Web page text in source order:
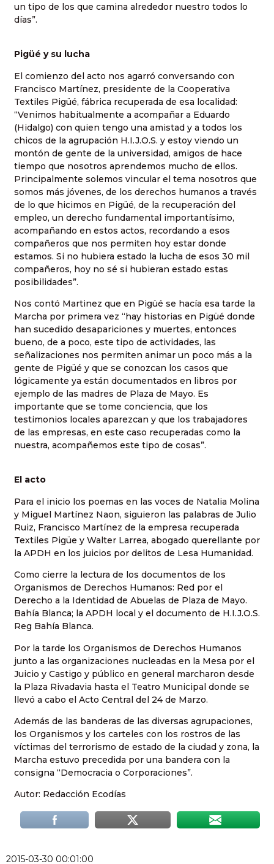
un tipo de los que camina alrededor nuestro todos lo
días”.
Pigüé y su lucha
El comienzo del acto nos agarró conversando con
Francisco Martínez, presidente de la Cooperativa
Textiles Pigüé, fábrica recuperada de esa localidad:
“Venimos habitualmente a acompañar a Eduardo
(Hidalgo) con quien tengo una amistad y a todos los
chicos de la agrupación H.I.J.O.S. y estoy viendo un
montón de gente de la universidad, amigos de hace
tiempo que nosotros aprendemos mucho de ellos.
Principalmente solemos vincular el tema nosotros que
somos más jóvenes, de los derechos humanos a través
de lo que hicimos en Pigüé, de la recuperación del
empleo, un derecho fundamental importantísimo,
acompañando en estos actos, recordando a esos
compañeros que nos permiten hoy estar donde
estamos. Si no hubiera estado la lucha de esos 30 mil
compañeros, hoy no sé si hubieran estado estas
posibilidades”.
Nos contó Martinez que en Pigüé se hacía esa tarde la
Marcha por primera vez “hay historias en Pigüé donde
han sucedido desapariciones y muertes, entonces
bueno, de a poco, este tipo de actividades, las
señalizaciones nos permiten animar un poco más a la
gente de Pigüé y que se conozcan los casos que
lógicamente ya están documentados en libros por
ejemplo de las madres de Plaza de Mayo. Es
importante que se tome conciencia, que los
testimonios locales aparezcan y que los trabajadores
de las empresas, en este caso recuperadas como la
nuestra, acompañemos este tipo de cosas”.
El acto
Para el inicio los poemas en las voces de Natalia Molina
y Miguel Martínez Naon, siguieron las palabras de Julio
Ruiz, Francisco Martínez de la empresa recuperada
Textiles Pigüe y Walter Larrea, abogado querellante por
la APDH en los juicios por delitos de Lesa Humanidad.
Como cierre la lectura de los documentos de los
Organismos de Derechos Humanos: Red por el
Derecho a la Identidad de Abuelas de Plaza de Mayo.
Bahía Blanca; la APDH local y el documento de H.I.J.O.S.
Reg Bahía Blanca.
Por la tarde los Organismos de Derechos Humanos
junto a las organizaciones nucleadas en la Mesa por el
Juicio y Castigo y público en general marcharon desde
la Plaza Rivadavia hasta el Teatro Municipal donde se
llevó a cabo el Acto Central del 24 de Marzo.
Además de las banderas de las diversas agrupaciones,
los Organismos y los carteles con los rostros de las
víctimas del terrorismo de estado de la ciudad y zona, la
Marcha estuvo precedida por una bandera con la
consigna “Democracia o Corporaciones”.
Autor: Redacción Ecodías
2015-03-30 00:01:00